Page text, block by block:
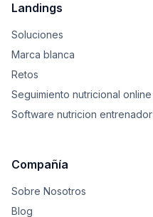
Landings
Soluciones
Marca blanca
Retos
Seguimiento nutricional online
Software nutricion entrenador
Compañía
Sobre Nosotros
Blog